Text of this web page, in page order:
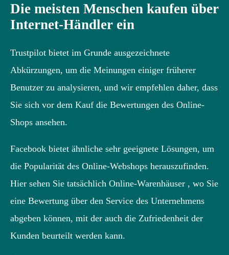
Die meisten Menschen kaufen über
Internet-Händler ein
Trustpilot bietet im Grunde ausgezeichnete
Abkürzungen, um die Meinungen einiger früherer
Benutzer zu analysieren, und wir empfehlen daher, dass
Sie sich vor dem Kauf die Bewertungen des Online-
Shops ansehen.
Facebook bietet ähnliche sehr geeignete Lösungen, um
die Popularität des Online-Webshops herauszufinden.
Hier sehen Sie tatsächlich Online-Warenhäuser , wo Sie
eine Bewertung über den Service des Unternehmens
abgeben können, mit der auch die Zufriedenheit der
Kunden beurteilt werden kann.